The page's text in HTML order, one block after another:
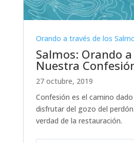
Orando a través de los
Salmos: Orando
Nuestra
27 octubre, 2019
Confesión es el camino
disfrutar del gozo del
verdad de la restauración.